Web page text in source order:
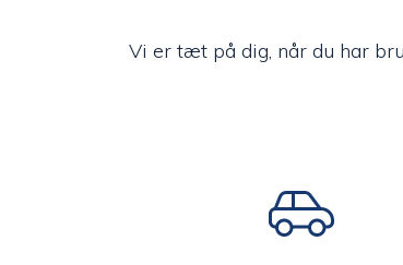
Vi er tæt på dig, når du har